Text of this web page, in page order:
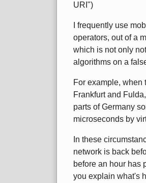
URI")
I frequently use
operators, out of a
which is not only
algorithms on a
For example, when
Frankfurt and
parts of Germany
microseconds by
In these
network is back
before an hour has
you explain what's